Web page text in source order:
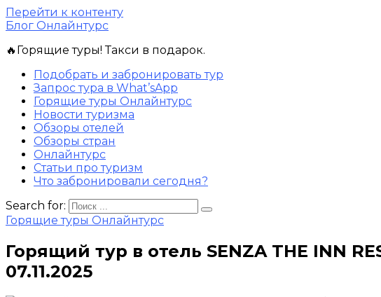
Перейти к контенту
Блог Онлайнтурс
🔥Горящие туры! Такси в подарок.
Подобрать и забронировать тур
Запрос тура в What’sApp
Горящие туры Онлайнтурс
Новости туризма
Обзоры отелей
Обзоры стран
Онлайнтурс
Статьи про туризм
Что забронировали сегодня?
Search for:
Горящие туры Онлайнтурс
Горящий тур в отель SENZA THE INN
07.11.2025